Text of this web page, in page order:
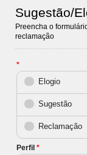
©2026